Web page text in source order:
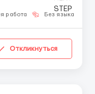
разного размера по стандартам ЕС; Выравниван...
работа Без языка
Откликнуться